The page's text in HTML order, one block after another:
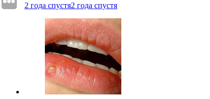
2 года спустя2 года спустя